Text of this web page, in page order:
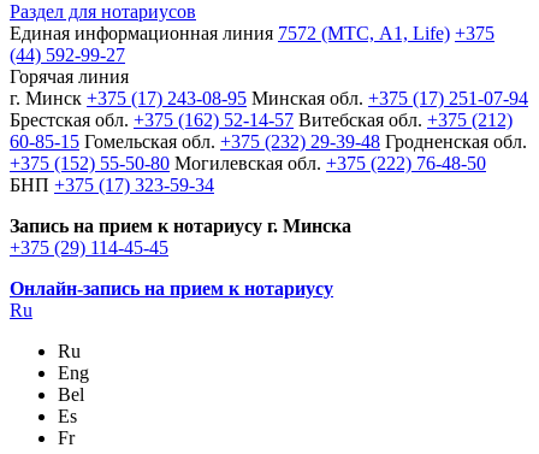
Раздел для нотариусов
Единая информационная линия 7572 (МТС, A1, Life) +375
(44) 592-99-27
Горячая линия
г. Минск +375 (17) 243-08-95 Минская обл. +375 (17) 251-07-94
Брестская обл. +375 (162) 52-14-57 Витебская обл. +375 (212)
60-85-15 Гомельская обл. +375 (232) 29-39-48 Гродненская обл.
+375 (152) 55-50-80 Могилевская обл. +375 (222) 76-48-50
БНП +375 (17) 323-59-34
Запись на прием к нотариусу г. Минска
+375 (29) 114-45-45
Онлайн-запись на прием к нотариусу
Ru
Ru
Eng
Bel
Es
Fr